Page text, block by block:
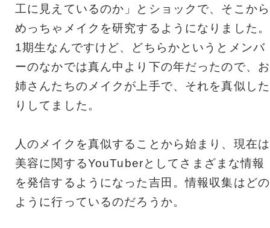
工に見えているのか」とショックで、そこから
めっちゃメイクを研究するようになりました。
1期生なんですけど、どちらかというとメンバ
ーのなかでは真ん中より下の年だったので、お
姉さんたちのメイクが上手で、それを真似した
りしてました。
人のメイクを真似することから始まり、現在は
美容に関するYouTuberとしてさまざまな情報
を発信するようになった吉田。情報収集はどの
ように行っているのだろうか。